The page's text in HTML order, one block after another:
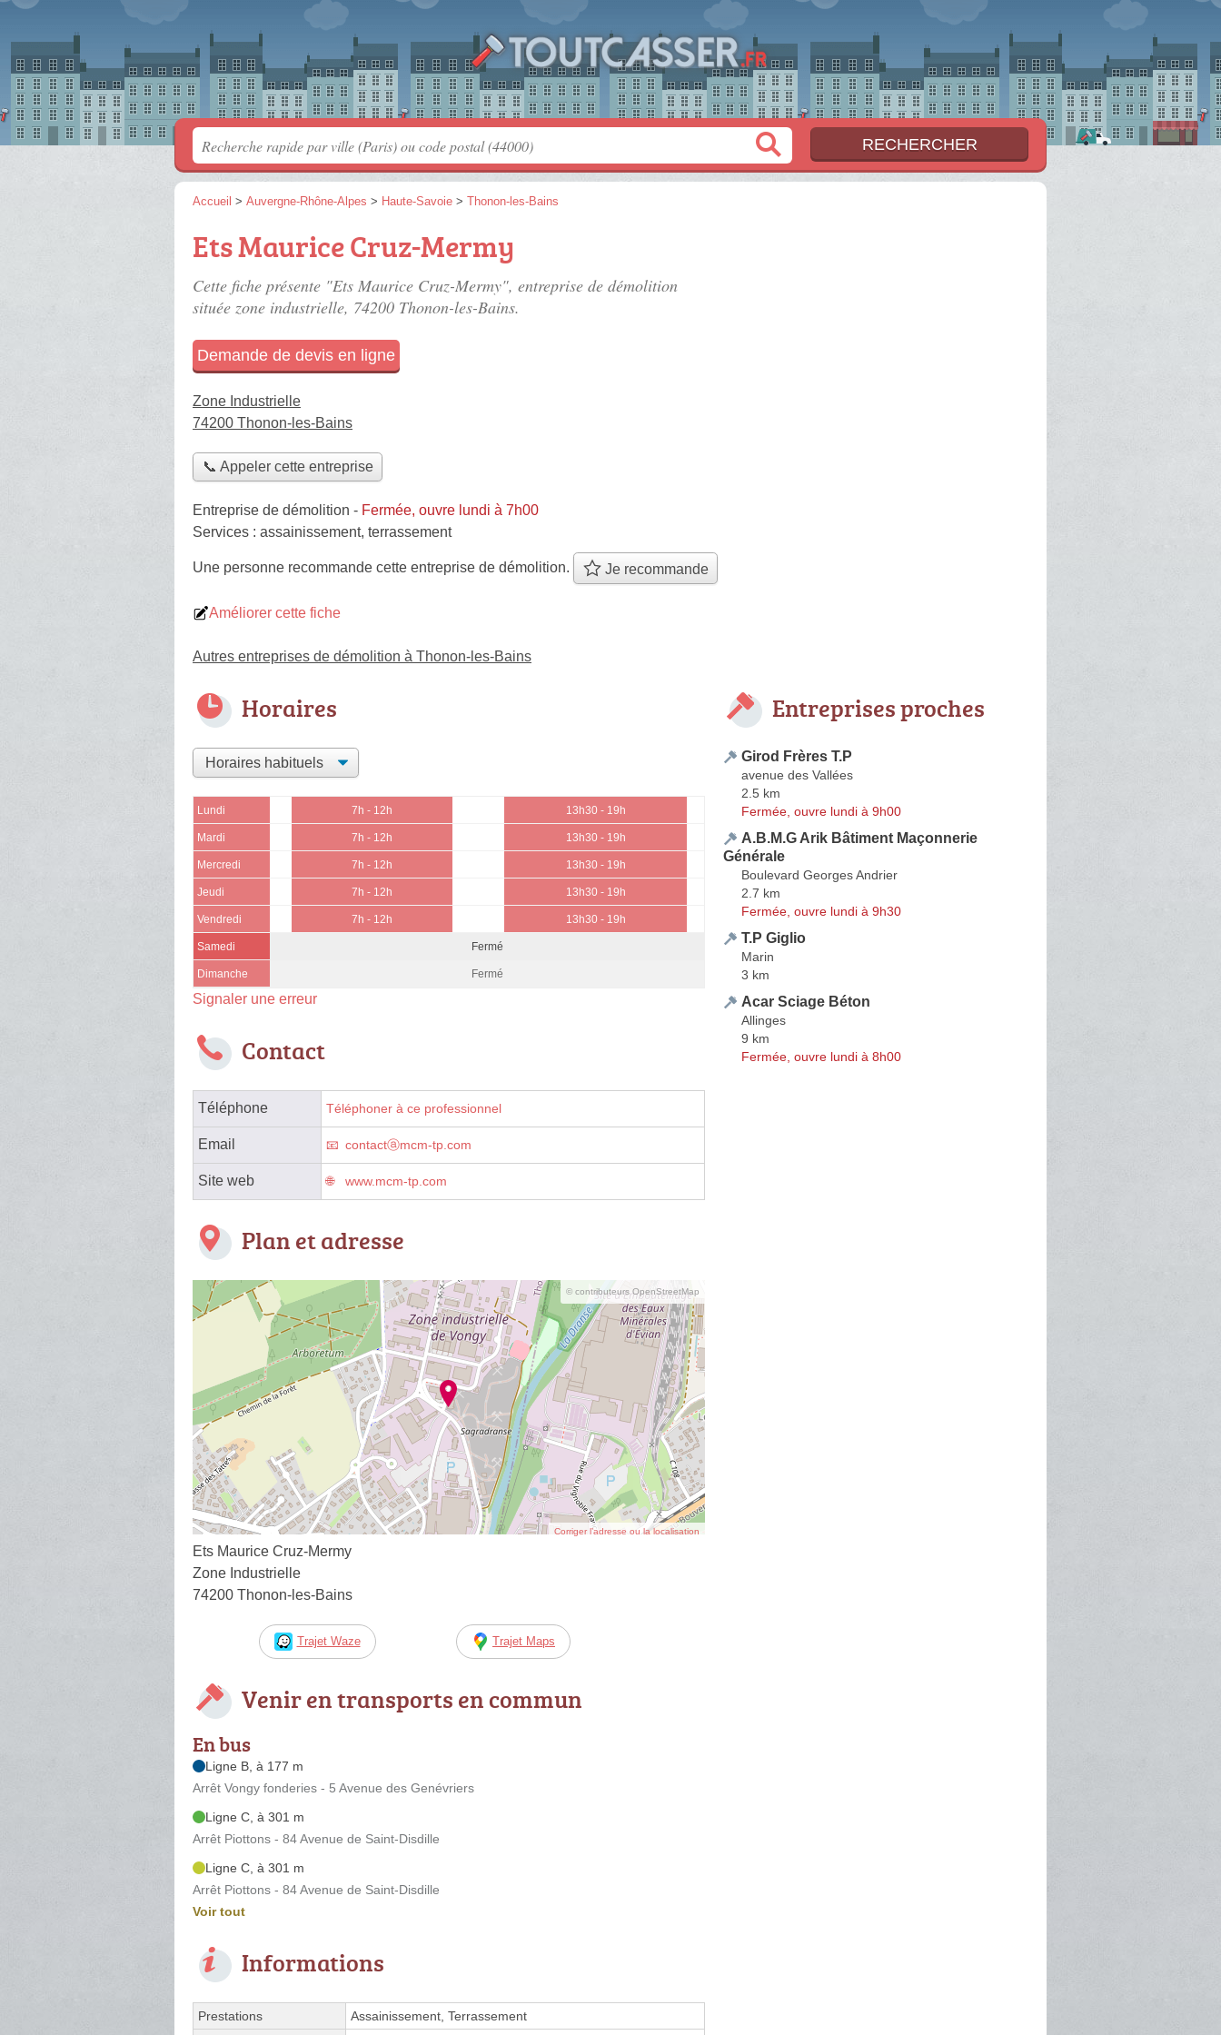
Accueil > Auvergne-Rhône-Alpes > Haute-Savoie > Thonon-les-Bains
Ets Maurice Cruz-Mermy
Cette fiche présente "Ets Maurice Cruz-Mermy", entreprise de démolition
située zone industrielle, 74200 Thonon-les-Bains.
Demande de devis en ligne
Zone Industrielle
74200 Thonon-les-Bains
📞 Appeler cette entreprise
Entreprise de démolition - Fermée, ouvre lundi à 7h00
Services : assainissement, terrassement
Une personne recommande cette entreprise de démolition. Je recommande
Améliorer cette fiche
Autres entreprises de démolition à Thonon-les-Bains
Horaires
Lundi 7h - 12h 13h30 - 19h
Mardi 7h - 12h 13h30 - 19h
Mercredi 7h - 12h 13h30 - 19h
Jeudi 7h - 12h 13h30 - 19h
Vendredi 7h - 12h 13h30 - 19h
Samedi Fermé
Dimanche Fermé
Signaler une erreur
Contact
Téléphone Téléphoner à ce professionnel
Email contactⓐmcm-tp.com
Site web www.mcm-tp.com
Plan et adresse
© contributeurs OpenStreetMap
Corriger l’adresse ou la localisation
Ets Maurice Cruz-Mermy
Zone Industrielle
74200 Thonon-les-Bains
Trajet Waze Trajet Maps
Venir en transports en commun
En bus
Ligne B, à 177 m
Arrêt Vongy fonderies - 5 Avenue des Genévriers
Ligne C, à 301 m
Arrêt Piottons - 84 Avenue de Saint-Disdille
Ligne C, à 301 m
Arrêt Piottons - 84 Avenue de Saint-Disdille
Voir tout
Informations
Prestations
Assainissement, Terrassement
Entreprises proches
Girod Frères T.P
avenue des Vallées
2.5 km
Fermée, ouvre lundi à 9h00
A.B.M.G Arik Bâtiment Maçonnerie
Générale
Boulevard Georges Andrier
2.7 km
Fermée, ouvre lundi à 9h30
T.P Giglio
Marin
3 km
Acar Sciage Béton
Allinges
9 km
Fermée, ouvre lundi à 8h00